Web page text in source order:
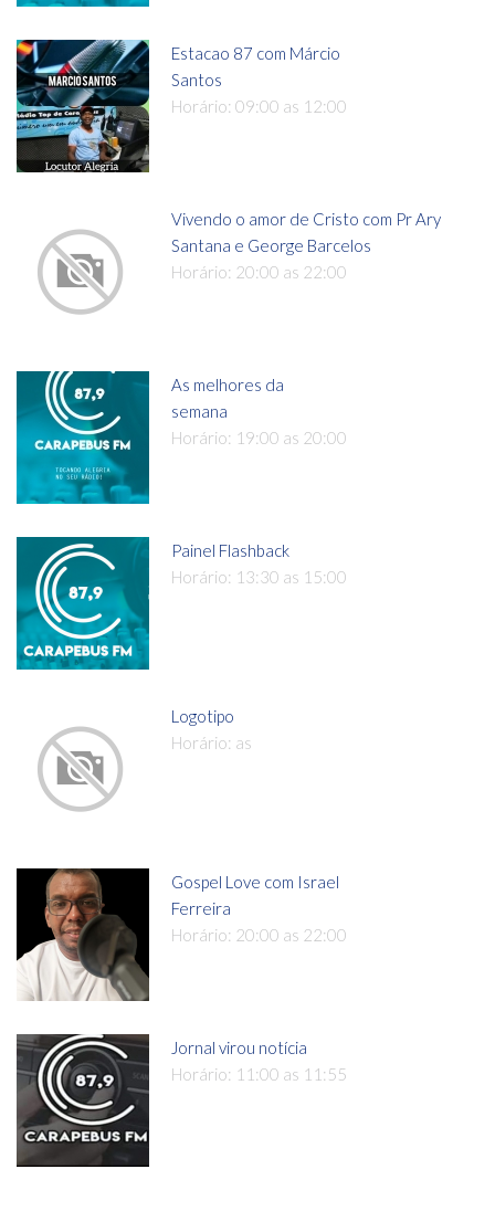
Estacao 87 com Márcio
Santos
Horário: 09:00 as 12:00
Vivendo o amor de Cristo com Pr Ary
Santana e George Barcelos
Horário: 20:00 as 22:00
As melhores da
semana
Horário: 19:00 as 20:00
Painel Flashback
Horário: 13:30 as 15:00
Logotipo
Horário: as
Gospel Love com Israel
Ferreira
Horário: 20:00 as 22:00
Jornal virou notícia
Horário: 11:00 as 11:55